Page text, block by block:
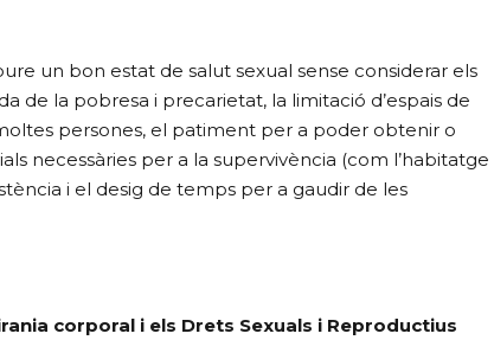
un bon estat de salut sexual sense considerar els
de la pobresa i precarietat, la limitació d’espais de
persones, el patiment per a poder obtenir o
necessàries per a la supervivència (com l’habitatge
i el desig de temps per a gaudir de les
corporal i els Drets Sexuals i Reproductius